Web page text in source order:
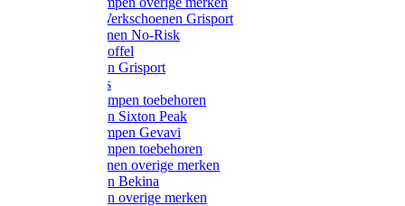
Wandel-/ Werkschoenen Grisport
Werkschoenen No-Risk
Klomppantoffel
Werklaarzen Grisport
Accessoires
Houten klompen toebehoren
Werklaarzen Sixton Peak
Schoenklompen Gevavi
Schoenklompen toebehoren
Werkschoenen overige merken
Werklaarzen Bekina
Werklaarzen overige merken